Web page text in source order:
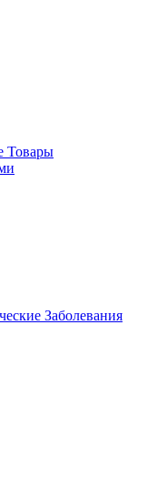
Товары
Заболевания